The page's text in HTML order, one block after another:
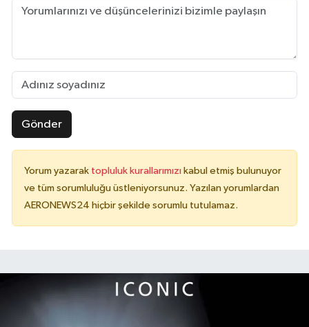
Gönder
Yorum yazarak topluluk kurallarımızı kabul etmiş bulunuyor
ve tüm sorumluluğu üstleniyorsunuz. Yazılan yorumlardan
AERONEWS24 hiçbir şekilde sorumlu tutulamaz.